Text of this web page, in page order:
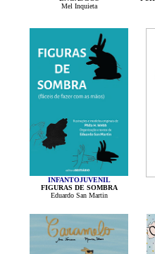
Mel Inquieta
INFANTOJUVENIL
FIGURAS DE SOMBRA
Eduardo San Martin